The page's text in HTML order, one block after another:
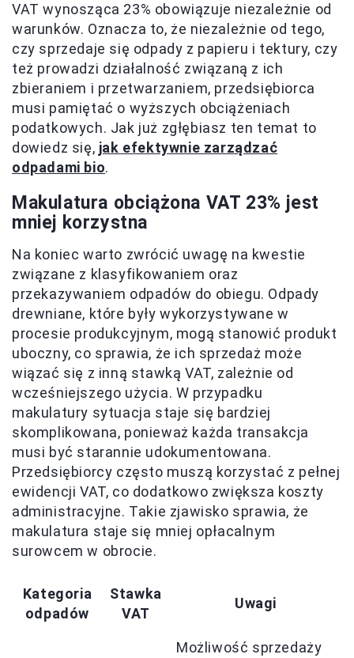
VAT wynosząca 23% obowiązuje niezależnie od
warunków. Oznacza to, że niezależnie od tego,
czy sprzedaje się odpady z papieru i tektury, czy
też prowadzi działalność związaną z ich
zbieraniem i przetwarzaniem, przedsiębiorca
musi pamiętać o wyższych obciążeniach
podatkowych. Jak już zgłębiasz ten temat to
dowiedz się, jak efektywnie zarządzać
odpadami bio.
Makulatura obciążona VAT 23% jest
mniej korzystna
Na koniec warto zwrócić uwagę na kwestie
związane z klasyfikowaniem oraz
przekazywaniem odpadów do obiegu. Odpady
drewniane, które były wykorzystywane w
procesie produkcyjnym, mogą stanowić produkt
uboczny, co sprawia, że ich sprzedaż może
wiązać się z inną stawką VAT, zależnie od
wcześniejszego użycia. W przypadku
makulatury sytuacja staje się bardziej
skomplikowana, ponieważ każda transakcja
musi być starannie udokumentowana.
Przedsiębiorcy często muszą korzystać z pełnej
ewidencji VAT, co dodatkowo zwiększa koszty
administracyjne. Takie zjawisko sprawia, że
makulatura staje się mniej opłacalnym
surowcem w obrocie.
Kategoria
odpadów
Stawka
VAT
Uwagi
Możliwość sprzedaży